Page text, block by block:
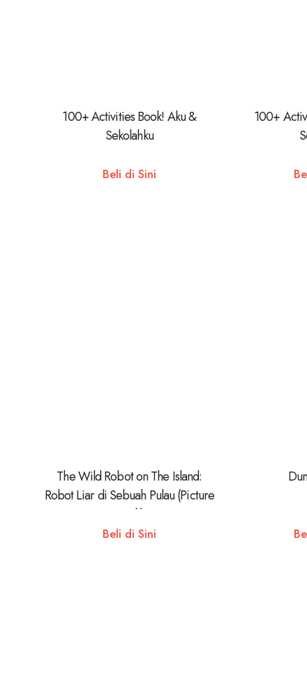
100+ Activities Book! Aku &
Sekolahku
Beli di Sini
100+
The Wild Robot on The Island:
Robot Liar di Sebuah Pulau (Picture
Book)
Beli di Sini